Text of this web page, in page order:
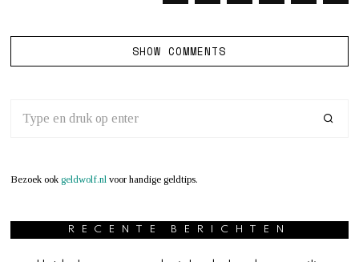
SHOW COMMENTS
Bezoek ookgeldwolf.nl voor handige geldtips.
RECENTE BERICHTEN